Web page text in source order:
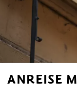
ANREISE